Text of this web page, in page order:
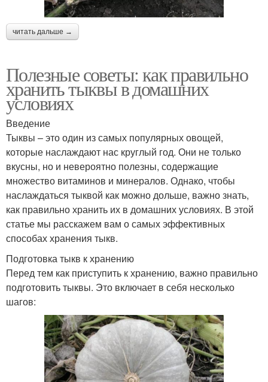
читать дальше →
Полезные советы: как правильно
хранить тыквы в домашних
условиях
Введение
Тыквы – это один из самых популярных овощей,
которые наслаждают нас круглый год. Они не только
вкусны, но и невероятно полезны, содержащие
множество витаминов и минералов. Однако, чтобы
наслаждаться тыквой как можно дольше, важно знать,
как правильно хранить их в домашних условиях. В этой
статье мы расскажем вам о самых эффективных
способах хранения тыкв.
Подготовка тыкв к хранению
Перед тем как приступить к хранению, важно правильно
подготовить тыквы. Это включает в себя несколько
шагов: